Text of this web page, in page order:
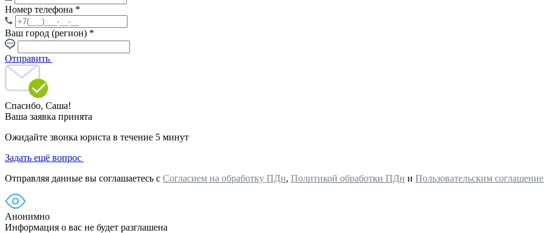
Номер телефона *
Ваш город (регион) *
Отправить
Спасибо, Саша!
Ваша заявка принята
Ожидайте звонка юриста в течение 5 минут
Задать ещё вопрос
Отправляя данные вы соглашаетесь с Согласием на обработку ПДн, Политикой обработки ПДн и Пользовательским
Анонимно
Информация о вас не будет разглашена